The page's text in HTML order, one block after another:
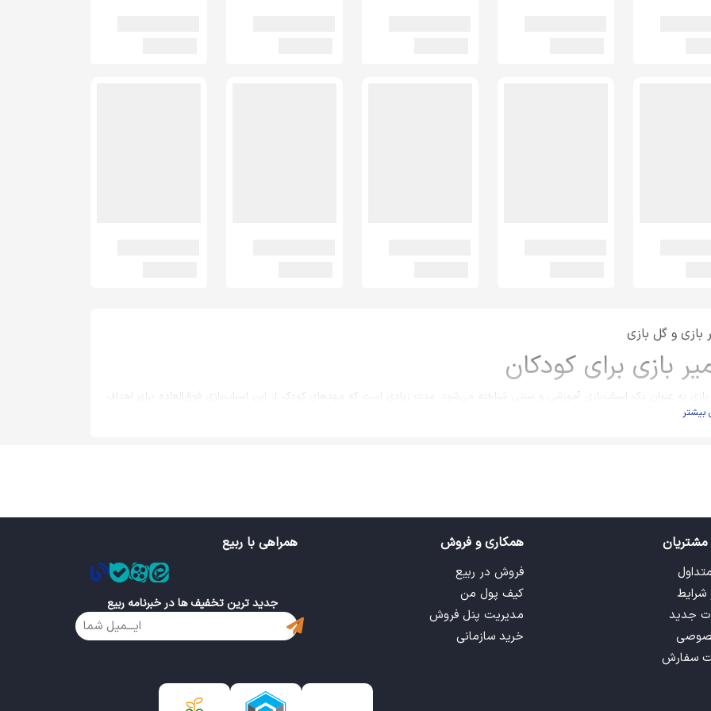
بازی و گل بازی
بازی برای کودکان
به عنوان یک اسباب‌بازی آموزشی و سنتی شناخته می‌شود. مدت زیادی است که مهد‌های کودک از این اسباب‌بازی فوق‌العاده برای اهداف
استفاده می‌کنند. کودکان نیز به بازی با انواع خمیر بازی علاقه دارند و اوقات خوشی را با آن سپری می‌کنند. اما آیا از مزایای فراوان خمیر بازی
از انگشتان به صورت متناوب و تقویت عضلات آن
مهارت‌های دست‌ورزی
هماهنگی بین چشم و دست‌ها
آثار هنری و افزایش اعتماد به نفس در کودکان
خودباوری در کودک
بیشتر
شرایط
جدید
سفارش
همکاری و فروش
فروش در ربیع
کیف پول من
مدیریت پنل فروش
خرید سازمانی
همراهی با ربیع
جدید ترین تخفیف ها در خبرنامه ربیع